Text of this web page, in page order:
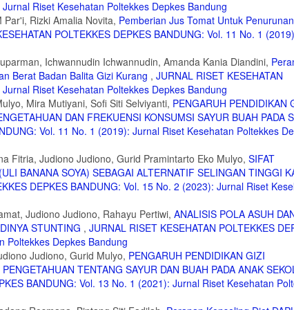
Pengertian, Pengembangan dan Pemanfaatannya. Jakarta :
Berbantuan Media Kartu Gambar terhadap Hasil Belajar IPS SD.
Pengetahuan Gizi Seimbang Murid Kelas V di SDN 19
Andalas. 2016.
Bahasa Inggris Berbantuan Flashcard untuk Meningkatkan Hasil
Inggris dengan Penggunaan Media Flashcard pada Siswa Kelas V
Maret. 2013.
Cerita Bergambar) dan Pengaruhnhnya Terhadap Pengetahuan Gizi
Metode Ceramah dan Diskusi Terhadap Peningkatan Pengetahuan
0605014 Kelurahan Namogaah Kecamatan Medan Tuntungan. Jurnal
Terhadap Pengetahuan Anak Tentang Pedoman Umum Gizi Seimbang
Surakarta. 2017.
Publisers, Sudbury United States. 2010.
: Rineka Cipta. 2007.
Riset Kesehatan Poltekkes Depkes Bandung
Rizki Amalia Novita, Pemberian Jus Tomat Untuk
POLTEKKES DEPKES BANDUNG: Vol. 11 No. 1
Ichwannudin Ichwannudin, Amanda Kania Diandini,
Berat Badan Balita Gizi Kurang , JURNAL RISET KESEHATAN
Riset Kesehatan Poltekkes Depkes Bandung
Mira Mutiyani, Sofi Siti Selviyanti, PENGARUH PENDIDIKAN
DAN FREKUENSI KONSUMSI SAYUR BUAH PADA
Vol. 11 No. 1 (2019): Jurnal Riset Kesehatan Poltekkes
Fitria, Judiono Judiono, Gurid Pramintarto Eko Mulyo, SIFAT
BANANA SOYA) SEBAGAI ALTERNATIF SELINGAN TINGGI
DEPKES BANDUNG: Vol. 15 No. 2 (2023): Jurnal Riset
Judiono Judiono, Rahayu Pertiwi, ANALISIS POLA ASUH
STUNTING , JURNAL RISET KESEHATAN POLTEKKES
Poltekkes Depkes Bandung
Judiono, Gurid Mulyo, PENGARUH PENDIDIKAN GIZI
TENTANG SAYUR DAN BUAH PADA ANAK
BANDUNG: Vol. 13 No. 1 (2021): Jurnal Riset Kesehatan